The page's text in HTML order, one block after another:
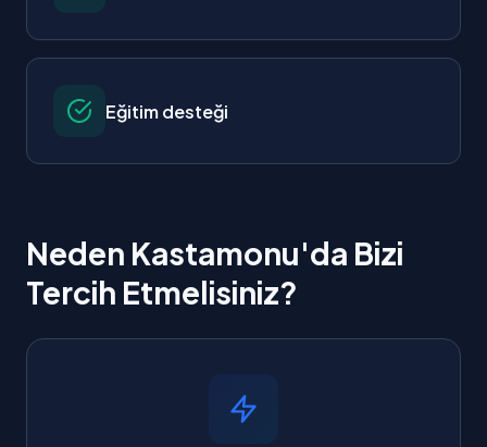
Eğitim desteği
Neden Kastamonu'da Bizi
Tercih Etmelisiniz?